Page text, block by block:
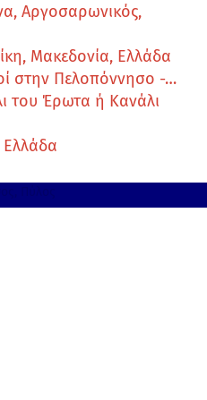
Αργοσαρωνικός,
Μακεδονία, Ελλάδα
στην Πελοπόννησο -…
του Έρωτα ή Κανάλι
Ελλάδα